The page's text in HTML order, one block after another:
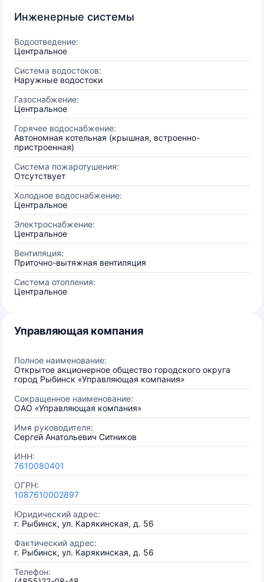
Инженерные системы
Водоотведение:
Центральное
Система водостоков:
Наружные водостоки
Газоснабжение:
Центральное
Горячее водоснабжение:
Автономная котельная (крышная, встроенно-
пристроенная)
Система пожаротушения:
Отсутствует
Холодное водоснабжение:
Центральное
Электроснабжение:
Центральное
Вентиляция:
Приточно-вытяжная вентиляция
Система отопления:
Центральное
Управляющая компания
Полное наименование:
Открытое акционерное общество городского округа
город Рыбинск «Управляющая компания»
Сокращенное наименование:
ОАО «Управляющая компания»
Имя руководителя:
Сергей Анатольевич Ситников
ИНН:
7610080401
ОГРН:
1087610002897
Юридический адрес:
г. Рыбинск, ул. Карякинская, д. 56
Фактический адрес:
г. Рыбинск, ул. Карякинская, д. 56
Телефон: